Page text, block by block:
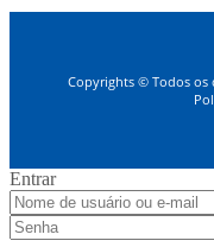
Copyrights © Todos os
Entrar